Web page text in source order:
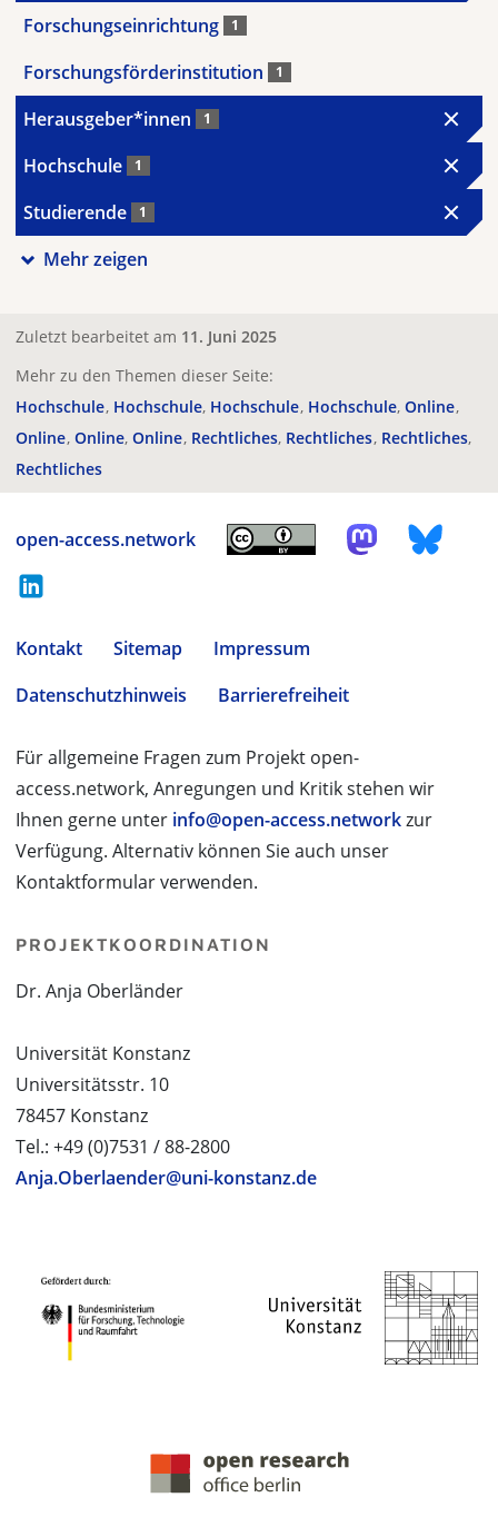
Forschungseinrichtung 1
Forschungsförderinstitution 1
Herausgeber*innen 1
Hochschule 1
Studierende 1
Mehr zeigen
Zuletzt bearbeitet am 11. Juni 2025
Mehr zu den Themen dieser Seite:
Hochschule Hochschule Hochschule Hochschule Online
Online Online Online Rechtliches Rechtliches Rechtliches
Rechtliches
open-access.network
Kontakt Sitemap
Impressum
Datenschutzhinweis
Barrierefreiheit
Für allgemeine Fragen zum Projekt open-
access.network, Anregungen und Kritik stehen wir
Ihnen gerne unter info@open-access.networkzur
Verfügung. Alternativ können Sie auch unser
Kontaktformular verwenden.
PROJEKTKOORDINATION
Dr. Anja Oberländer
Universität Konstanz
Universitätsstr. 10
78457 Konstanz
Tel.: +49 (0)7531 / 88-2800
Anja.Oberlaender@uni-konstanz.de